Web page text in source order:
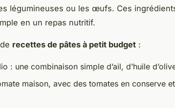
légumineuses ou les œufs. Ces
en un repas nutritif.
recettes de pâtes à petit budget :
: une combinaison simple d’ail, d’huile
maison, avec des tomates en conserve